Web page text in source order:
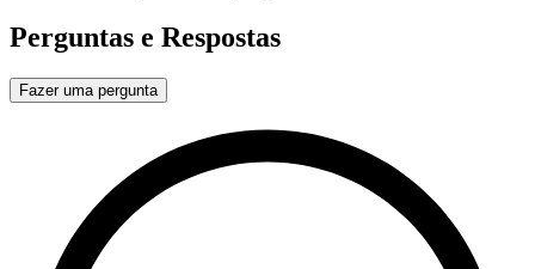
Perguntas e Respostas
Fazer uma pergunta